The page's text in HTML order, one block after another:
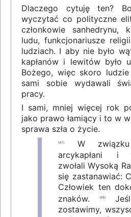
Dlaczego cytuję ten?
wyczytać co polityczne
członkowie sanhedrynu,
ludu, funkcjonariusze
ludziach. I aby nie było
kapłanów i lewitów było
Bożego, więc skoro
sami sobie wydawali
pracy.
I sami, mniej więcej rok
jako prawo łamiący i to w
sprawa szła o życie.
(47)
W
arcykapłani i
zwołali Wysoką
się zastanawiać:
Człowiek ten
znaków.
(48)
zostawimy,